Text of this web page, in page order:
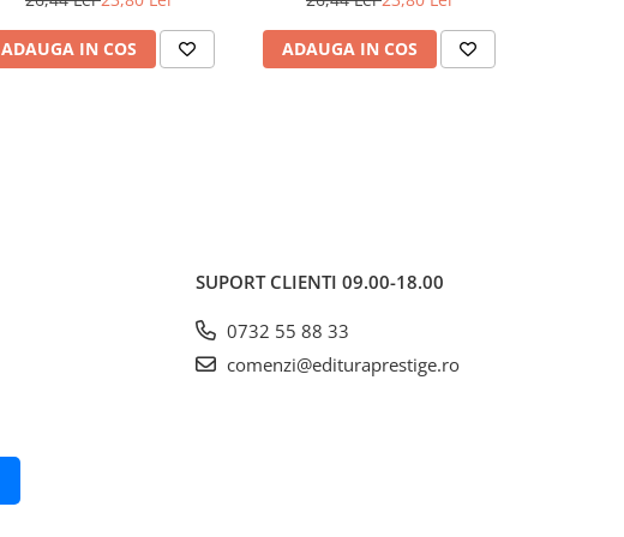
ADAUGA IN COS ADAUGA IN COS
SUPORT CLIENTI 09.00-18.00
0732 55 88 33
comenzi@edituraprestige.ro